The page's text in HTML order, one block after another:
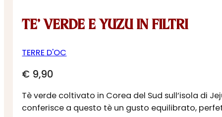
TE’ VERDE E YUZU IN FILTRI
TERRE D'OC
€ 9,90
Tè verde coltivato in Corea del Sud sull’isola di
conferisce a questo tè un gusto equilibrato,